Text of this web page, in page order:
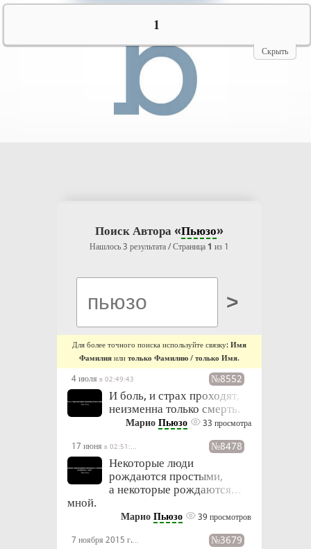
Поиск Автора «Пьюзо»
Нашлось 3 результата / Страница 1 из 1
Для более точного поиска используйте связку: Имя
Фамилияили только Фамилию/ только Имя.
4 июля в 02:49:43 №8552
И боль, и страх проходят,
неизменна только смерть.
Марио Пьюзо 33 просмотра
17 июня №8478
Некоторые люди
рождаются простыми,
а некоторые рождаются...
мной.
Марио Пьюзо 39 просмотров
7 ноября 2015 г.в 21:33 №3679
Скрыть
1